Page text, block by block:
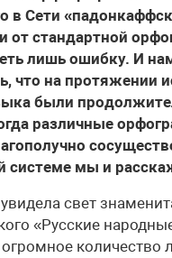
в Сети
от стандартной
лишь ошибку. И
что на протяжении
были
различные
системе мы и
свет
«Русские
количество